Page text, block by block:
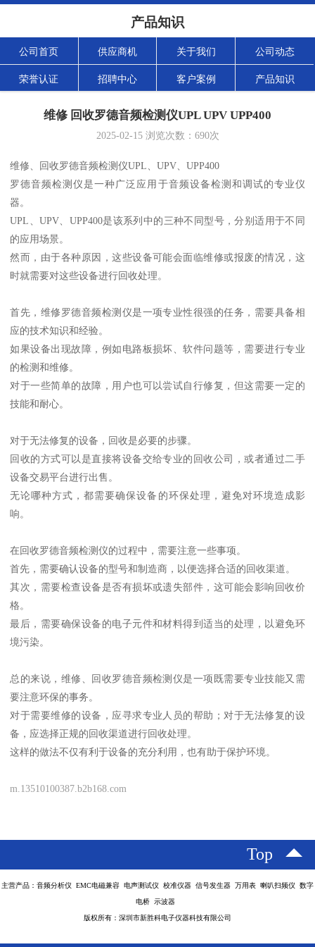
产品知识
公司首页 供应商机 关于我们 公司动态
荣誉认证 招聘中心 客户案例 产品知识
维修 回收罗德音频检测仪UPL UPV UPP400
2025-02-15浏览次数： 690次
维修、回收罗德音频检测仪UPL、UPV、UPP400
罗德音频检测仪是一种广泛应用于音频设备检测和调试的专业仪
器。
UPL、UPV、UPP400是该系列中的三种不同型号，分别适用于不同
的应用场景。
然而，由于各种原因，这些设备可能会面临维修或报废的情况，这
时就需要对这些设备进行回收处理。
首先，维修罗德音频检测仪是一项专业性很强的任务，需要具备相
应的技术知识和经验。
如果设备出现故障，例如电路板损坏、软件问题等，需要进行专业
的检测和维修。
对于一些简单的故障，用户也可以尝试自行修复，但这需要一定的
技能和耐心。
对于无法修复的设备，回收是必要的步骤。
回收的方式可以是直接将设备交给专业的回收公司，或者通过二手
设备交易平台进行出售。
无论哪种方式，都需要确保设备的环保处理，避免对环境造成影
响。
在回收罗德音频检测仪的过程中，需要注意一些事项。
首先，需要确认设备的型号和制造商，以便选择合适的回收渠道。
其次，需要检查设备是否有损坏或遗失部件，这可能会影响回收价
格。
最后，需要确保设备的电子元件和材料得到适当的处理，以避免环
境污染。
总的来说，维修、回收罗德音频检测仪是一项既需要专业技能又需
要注意环保的事务。
对于需要维修的设备，应寻求专业人员的帮助；对于无法修复的设
备，应选择正规的回收渠道进行回收处理。
这样的做法不仅有利于设备的充分利用，也有助于保护环境。
m.13510100387.b2b168.com
Top
主营产品：音频分析仪 EMC电磁兼容 电声测试仪 校准仪器 信号发生器 万用表 喇叭扫频仪 数字
电桥 示波器
版权所有：深圳市新胜科电子仪器科技有限公司